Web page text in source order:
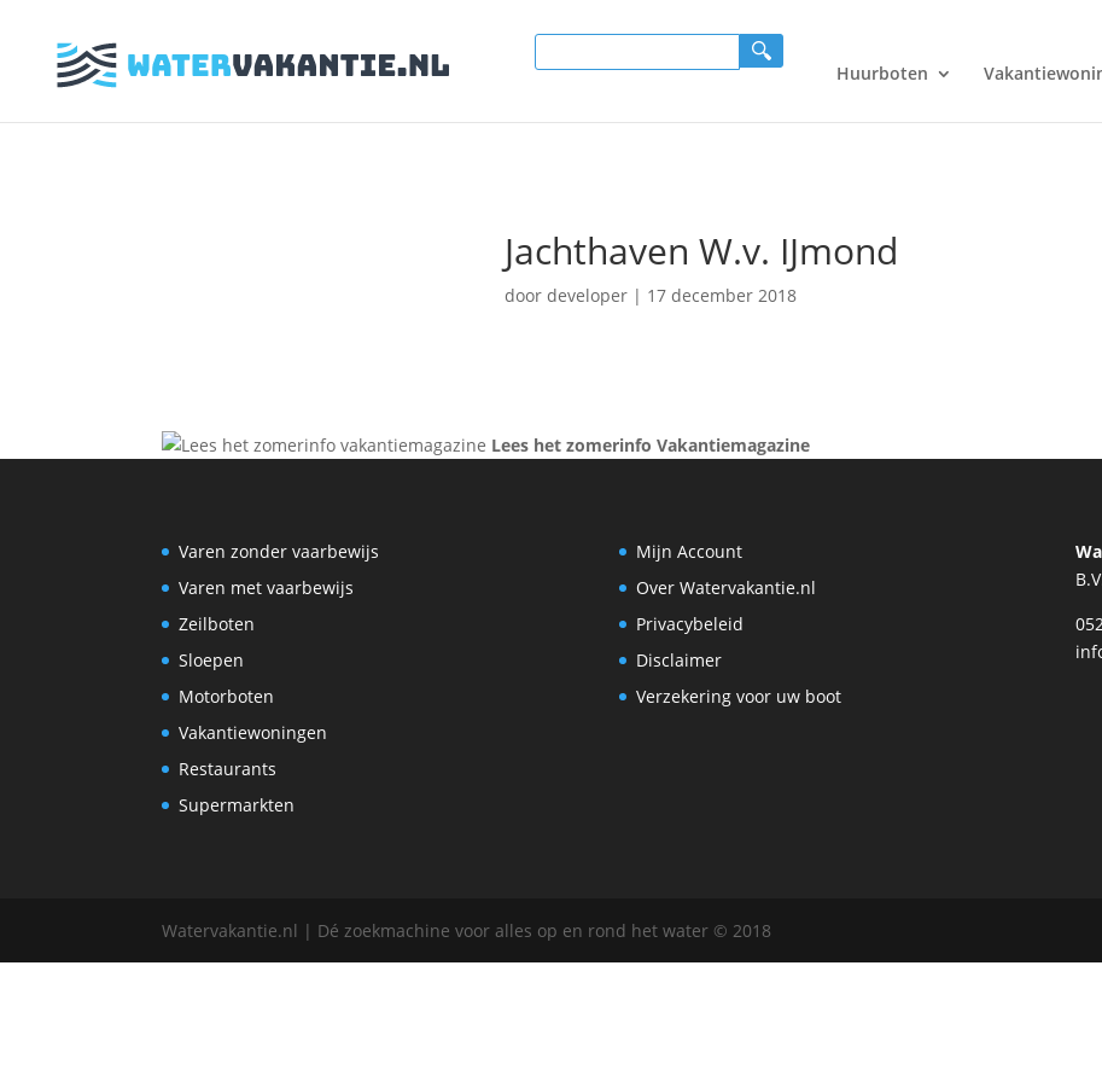
Huurboten
Jachthaven W.v. IJmond
door developer| 17 december 2018
Lees het zomerinfo Vakantiemagazine
Varen zonder vaarbewijs
Varen met vaarbewijs
Zeilboten
Sloepen
Motorboten
Vakantiewoningen
Restaurants
Supermarkten
Mijn Account
Over Watervakantie.nl
Privacybeleid
Disclaimer
Verzekering voor uw boot
Watervakantie.nl | Dé zoekmachine voor alles op en rond het water © 2018